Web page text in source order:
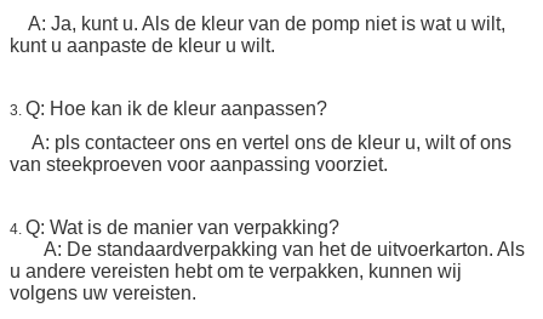
A: Ja, kunt u. Als de kleur van de pomp niet is wat u wilt,
kunt u aanpaste de kleur u wilt.
3. Q: Hoe kan ik de kleur aanpassen?
A: pls contacteer ons en vertel ons de kleur u, wilt of ons
van steekproeven voor aanpassing voorziet.
4. Q: Wat is de manier van verpakking?
A: De standaardverpakking van het de uitvoerkarton. Als
u andere vereisten hebt om te verpakken, kunnen wij
volgens uw vereisten.